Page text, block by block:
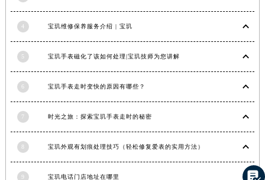
河南省郑州市二七区民主路10号华润大厦29层2905室宝玑售后服务中心（需提前预约）
河南省周口市川汇区七一路宝玑售后服务中心（需提前预约）
河南省驻马店市驿城区乐山大道与置地大道交叉口宝玑售后服务中心（需提前预约）
湖北省鄂州市鄂城区文星大道宝玑售后服务中心（需提前预约）
4 宝玑维修保养服务介绍 | 宝玑
5 宝玑手表磁化了该如何处理|宝玑技师为您讲解
6 宝玑手表走时变快的原因有哪些？
7 时光之旅：探索宝玑手表走时的秘密
8 宝玑外观有划痕处理技巧（轻松修复爱表的实用方法）
9 宝玑电话门店地址在哪里
